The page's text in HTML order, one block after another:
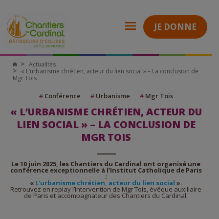
JE DONNE
Chantiers
du
Cardinal
Actualités
« L’urbanisme chrétien, acteur du lien social » – La conclusion de
Mgr Tois
#Conférence #Urbanisme #Mgr Tois
« L’URBANISME CHRÉTIEN, ACTEUR DU
LIEN SOCIAL » – LA CONCLUSION DE
MGR TOIS
Le 10 juin 2025, les Chantiers du Cardinal ont organisé une
conférence exceptionnelle à l’Institut Catholique de Paris
:
« L’urbanisme chrétien, acteur du lien social ».
Retrouvez en replay l’intervention de Mgr Tois, évêque auxiliaire
de Paris et accompagnateur des Chantiers du Cardinal.